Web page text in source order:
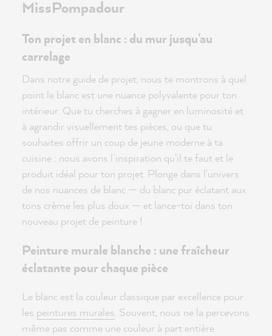
MissPompadour
Ton projet en blanc : du mur jusqu'au
carrelage
Dans notre guide de projet, nous te montrons à quel
point le blanc est une nuance polyvalente pour ton
intérieur. Que tu cherches à gagner en luminosité et
à agrandir visuellement tes pièces, ou que tu
souhaites offrir un coup de jeune moderne à ta
cuisine : nous avons l’inspiration qu'il te faut et le
produit idéal pour ton projet. Plonge dans l'univers
de nos nuances de blanc — du blanc pur éclatant aux
tons crème les plus doux — et lance-toi dans ton
nouveau projet de peinture !
Peinture murale blanche : une fraîcheur
éclatante pour chaque pièce
Le blanc est la couleur classique par excellence pour
les peintures murales. Souvent, nous ne la percevons
même pas comme une couleur à part entière.